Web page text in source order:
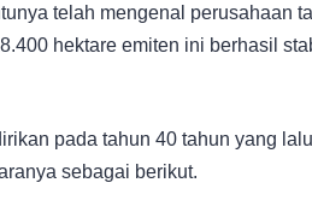
telah mengenal perusahaan
hektare emiten ini berhasil
pada tahun 40 tahun yang
sebagai berikut.